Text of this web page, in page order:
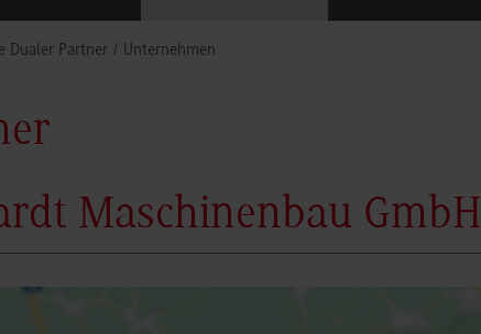
Dualer Partner Unternehmen
Maschinenbau GmbH